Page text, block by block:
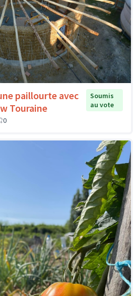
paillourte avec
Touraine
Soumis
au vote
0